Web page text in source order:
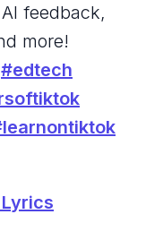
feedback,
more!
#edtech